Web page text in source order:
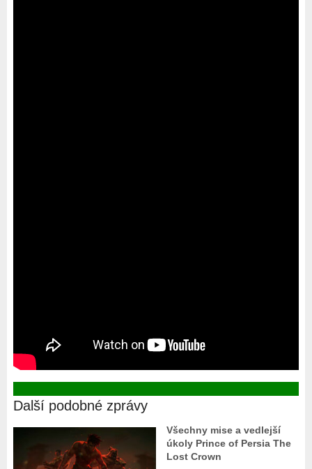
Další podobné zprávy
Všechny mise a vedlejší
úkoly Prince of Persia The
Lost Crown